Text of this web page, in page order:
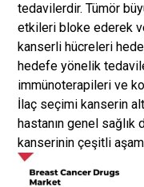
tedavilerdir. Tümör
etkileri bloke ederek
kanserli hücreleri
hedefe yönelik
immünoterapileri ve
İlaç seçimi kanserin
hastanın genel sağlık
kanserinin çeşitli